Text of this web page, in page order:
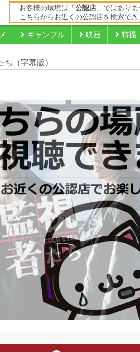
お客様の環境は「 公認店 」ではありま
こちらからお近くの公認店を検索でき
ギャンブル 映画 特撮
ち（字幕版）